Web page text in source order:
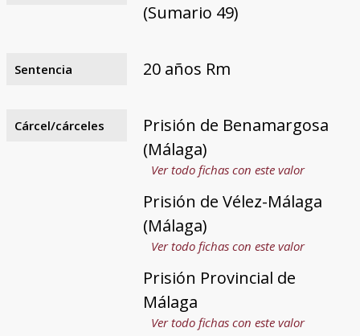
(Sumario 49)
Sentencia 20 años Rm
Cárcel/cárceles
Prisión de Benamargosa
(Málaga)
Ver todo fichas con este valor
Prisión de Vélez-Málaga
(Málaga)
Ver todo fichas con este valor
Prisión Provincial de
Málaga
Ver todo fichas con este valor